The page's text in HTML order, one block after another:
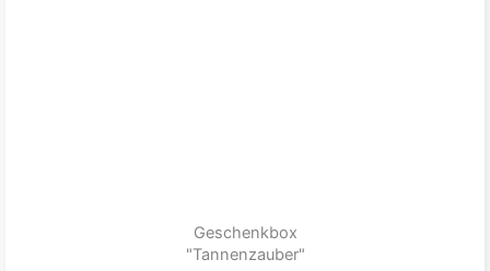
Geschenkbox
"Tannenzauber"